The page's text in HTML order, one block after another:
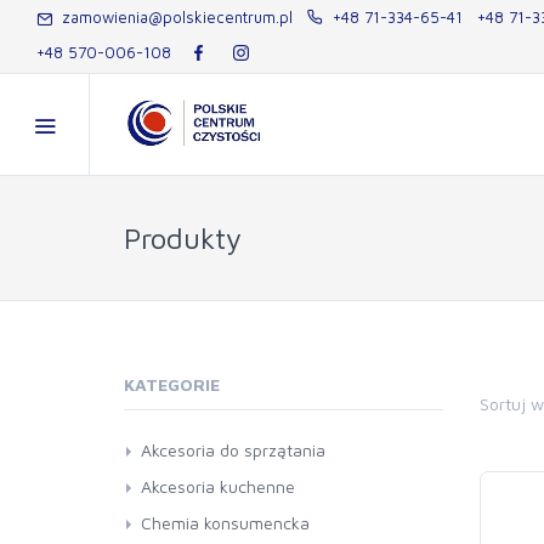
zamowienia@polskiecentrum.pl +48 71-334-65-41
+48 71-
+48 570-006-108
Produkty
Sortuj
KATEGORIE
Akcesoria do sprzątania
miotły i szczotki
mopy
Akcesoria kuchenne
Chemia konsumencka